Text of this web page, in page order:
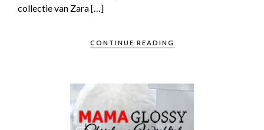
collectie van Zara […]
CONTINUE READING